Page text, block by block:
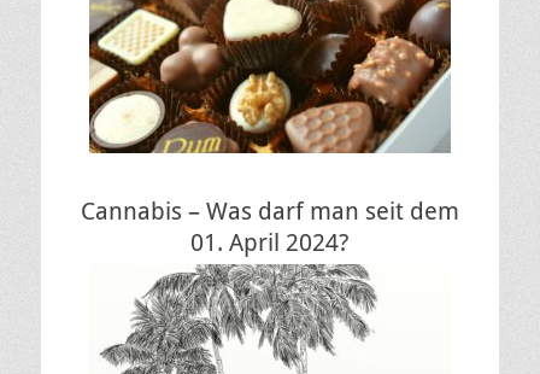
Cannabis – Was darf man seit dem
01. April 2024?